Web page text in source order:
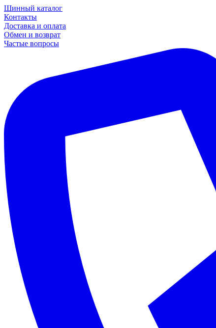
Шинный каталог
Контакты
Доставка и оплата
Обмен и возврат
Частые вопросы